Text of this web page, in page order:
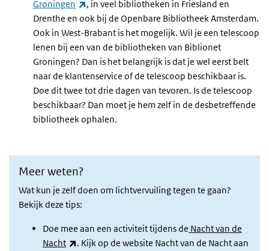
Groningen
(externe link)
, in veel bibliotheken in Friesland en
Drenthe en ook bij de Openbare Bibliotheek Amsterdam.
Ook in West-Brabant is het mogelijk. Wil je een telescoop
lenen bij een van de bibliotheken van Biblionet
Groningen? Dan is het belangrijk is dat je wel eerst belt
naar de klantenservice of de telescoop beschikbaar is.
Doe dit twee tot drie dagen van tevoren. Is de telescoop
beschikbaar? Dan moet je hem zelf in de desbetreffende
bibliotheek ophalen.
Meer weten?
Wat kun je zelf doen om lichtvervuiling tegen te gaan?
Bekijk deze tips:
Doe mee aan een activiteit tijdens de Nacht van de
Nacht
(externe link)
. Kijk op de website Nacht van de Nacht aan